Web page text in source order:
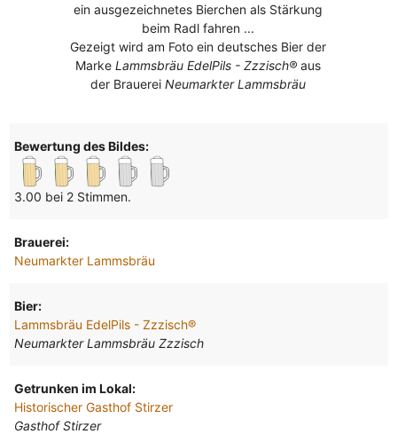
ein ausgezeichnetes Bierchen als Stärkung
beim Radl fahren ...
Gezeigt wird am Foto ein deutsches Bier der
MarkeLammsbräu EdelPils - Zzzisch® aus
der BrauereiNeumarkter Lammsbräu
Bewertung des Bildes:
3.00 bei 2 Stimmen.
Brauerei:
Neumarkter Lammsbräu
Bier:
Lammsbräu EdelPils - Zzzisch®
Neumarkter Lammsbräu Zzzisch
Getrunken im Lokal:
Historischer Gasthof Stirzer
Gasthof Stirzer